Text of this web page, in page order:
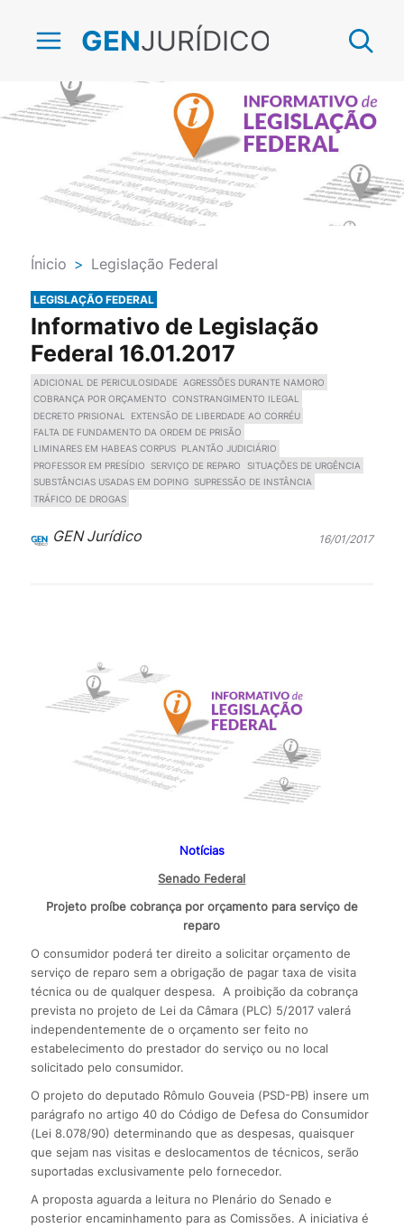
GENJURÍDICO
Ínicio > Legislação Federal
LEGISLAÇÃO FEDERAL
Informativo de Legislação
Federal 16.01.2017
ADICIONAL DE PERICULOSIDADE
AGRESSÕES DURANTE NAMORO
COBRANÇA POR ORÇAMENTO CONSTRANGIMENTO ILEGAL
DECRETO PRISIONAL
EXTENSÃO DE LIBERDADE AO CORRÉU
FALTA DE FUNDAMENTO DA ORDEM DE PRISÃO
LIMINARES EM HABEAS CORPUS
PLANTÃO JUDICIÁRIO
PROFESSOR EM PRESÍDIO SERVIÇO DE REPARO
SITUAÇÕES DE URGÊNCIA
SUBSTÂNCIAS USADAS EM DOPING SUPRESSÃO DE INSTÂNCIA
TRÁFICO DE DROGAS
GEN Jurídico 16/01/2017
Notícias
Senado Federal
Projeto proíbe cobrança por orçamento para serviço de
reparo
O consumidor poderá ter direito a solicitar orçamento de
serviço de reparo sem a obrigação de pagar taxa de visita
técnica ou de qualquer despesa. A proibição da cobrança
prevista no projeto de Lei da Câmara (PLC) 5/2017 valerá
independentemente de o orçamento ser feito no
estabelecimento do prestador do serviço ou no local
solicitado pelo consumidor.
O projeto do deputado Rômulo Gouveia (PSD-PB) insere um
parágrafo no artigo 40 do Código de Defesa do Consumidor
(Lei 8.078/90) determinando que as despesas, quaisquer
que sejam nas visitas e deslocamentos de técnicos, serão
suportadas exclusivamente pelo fornecedor.
A proposta aguarda a leitura no Plenário do Senado e
posterior encaminhamento para as Comissões. A iniciativa é